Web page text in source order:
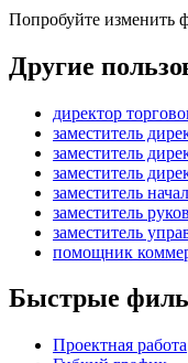
Попробуйте изменить
Другие
директор
заместитель
заместитель
заместитель
заместитель
заместитель
заместитель
помощник
Быстрые
Проектная работа